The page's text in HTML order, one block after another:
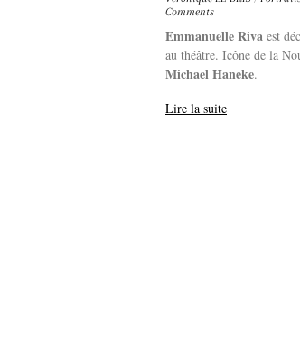
Comments
Emmanuelle Riva est
au théâtre. Icône de la
Michael Haneke.
Lire la suite